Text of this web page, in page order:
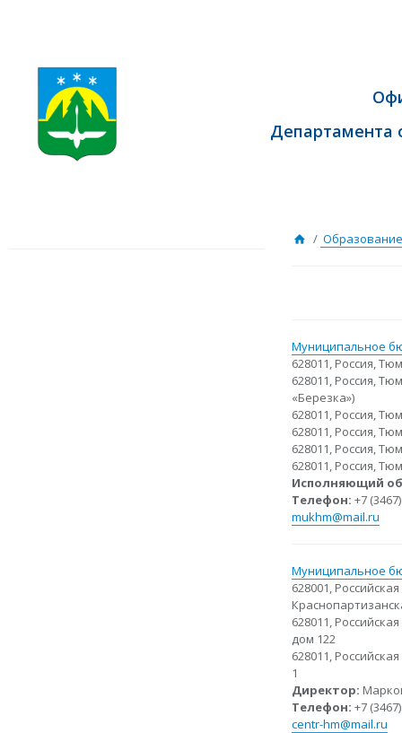
Департамента
/
Муниципальное
628011, Россия,
628011, Россия,
«Березка»)
628011, Россия,
628011, Россия,
628011, Россия,
628011, Россия,
Исполняющий
Телефон: +7
mukhm@mail.ru
Муниципальное
628001,
628011,
дом 122
628011,
1
Директор:
Телефон: +7
centr-hm@mail.ru